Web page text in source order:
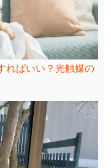
ればいい？光触媒の